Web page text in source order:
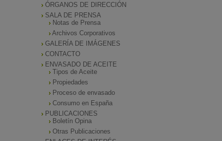
ÓRGANOS DE DIRECCIÓN
SALA DE PRENSA
Notas de Prensa
Archivos Corporativos
GALERÍA DE IMÁGENES
CONTACTO
ENVASADO DE ACEITE
Tipos de Aceite
Propiedades
Proceso de envasado
Consumo en España
PUBLICACIONES
Boletín Opina
Otras Publicaciones